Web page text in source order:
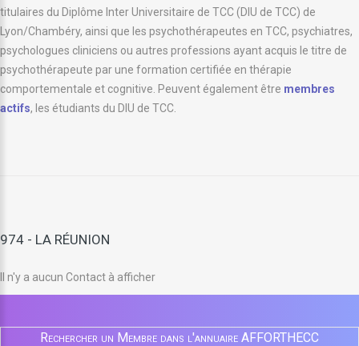
titulaires du Diplôme Inter Universitaire de TCC (DIU de TCC) de
Lyon/Chambéry, ainsi que les psychothérapeutes en TCC, psychiatres,
psychologues cliniciens ou autres professions ayant acquis le titre de
psychothérapeute par une formation certifiée en thérapie
comportementale et cognitive. Peuvent également être membres
actifs, les étudiants du DIU de TCC.
974 - LA RÉUNION
Il n'y a aucun Contact à afficher
Rechercher un Membre dans l'annuaire AFFORTHECC